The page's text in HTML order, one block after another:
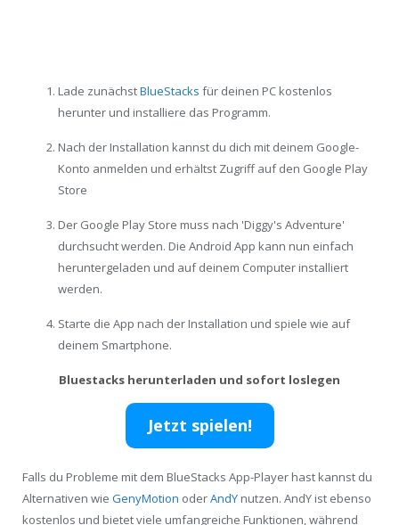
Lade zunächstBlueStacks für deinen PC kostenlos
herunter und installiere das Programm.
Nach der Installation kannst du dich mit deinem Google-
Konto anmelden und erhältst Zugriff auf den Google Play
Store
Der Google Play Store muss nach 'Diggy's Adventure'
durchsucht werden. Die Android App kann nun einfach
heruntergeladen und auf deinem Computer installiert
werden.
Starte die App nach der Installation und spiele wie auf
deinem Smartphone.
Bluestacks herunterladen und sofort loslegen
Jetzt spielen!
Falls du Probleme mit dem BlueStacks App-Player hast kannst du
Alternativen wie GenyMotion oderAndY nutzen. AndY ist ebenso
kostenlos und bietet viele umfangreiche Funktionen, während